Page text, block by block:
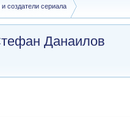
создатели сериала
Данаилов